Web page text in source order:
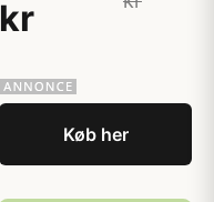
kr
Køb her